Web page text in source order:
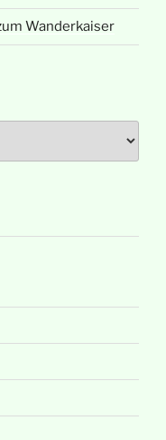
Wanderkaiser